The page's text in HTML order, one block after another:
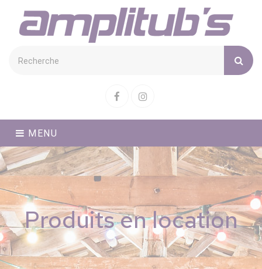
FacebookInstagram
MENU
Produits en location
Cookies management panel